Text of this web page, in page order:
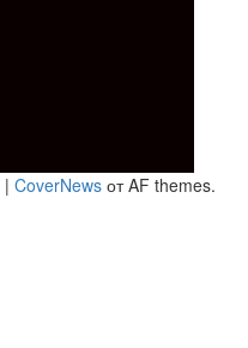
| CoverNews от AF themes.